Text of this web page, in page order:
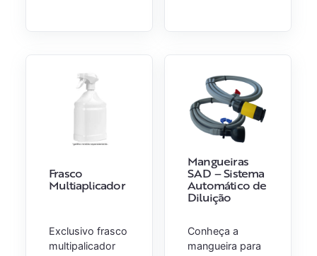
garantir eficácia
no processo.
Disponíveis em
duas versões:
Manual e
Automático.
Frasco
Multiaplicador
Exclusivo frasco
multipalicador
Mangueiras
SAD – Sistema
Automático de
Diluição
Conheça a
mangueira para